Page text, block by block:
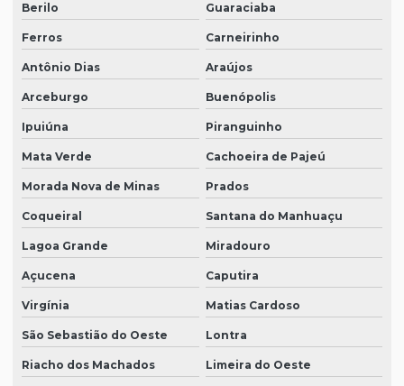
Berilo Guaraciaba
Ferros Carneirinho
Antônio Dias Araújos
Arceburgo Buenópolis
Ipuiúna Piranguinho
Mata Verde Cachoeira de Pajeú
Morada Nova de Minas Prados
Coqueiral Santana do Manhuaçu
Lagoa Grande Miradouro
Açucena Caputira
Virgínia Matias Cardoso
São Sebastião do Oeste Lontra
Riacho dos Machados Limeira do Oeste